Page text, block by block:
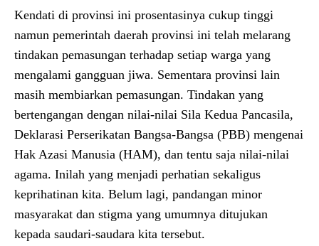
Kendati di provinsi ini prosentasinya cukup tinggi
namun pemerintah daerah provinsi ini telah melarang
tindakan pemasungan terhadap setiap warga yang
mengalami gangguan jiwa. Sementara provinsi lain
masih membiarkan pemasungan. Tindakan yang
bertengangan dengan nilai-nilai Sila Kedua Pancasila,
Deklarasi Perserikatan Bangsa-Bangsa (PBB) mengenai
Hak Azasi Manusia (HAM), dan tentu saja nilai-nilai
agama. Inilah yang menjadi perhatian sekaligus
keprihatinan kita. Belum lagi, pandangan minor
masyarakat dan stigma yang umumnya ditujukan
kepada saudari-saudara kita tersebut.